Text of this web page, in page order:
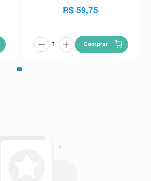
R$ 59,75
Comprar